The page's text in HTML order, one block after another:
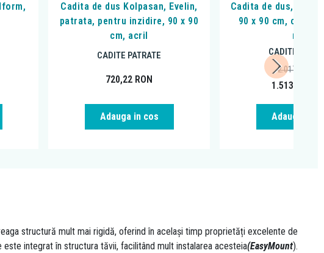
Cadita de dus Kolpasan, Evelin,
patrata, pentru inzidire, 90 x 90
cm, acril
CADITE PATRATE
720,22 RON
Adauga in cos
Cadita de dus,
90 x 90 cm,
mat
CADITE
1.513,00
2.017,75
Adauga in
structură mult mai rigidă, oferind în același timp proprietăți excelente de
integrat în structura tăvii, facilitând mult instalarea acesteia(EasyMount).